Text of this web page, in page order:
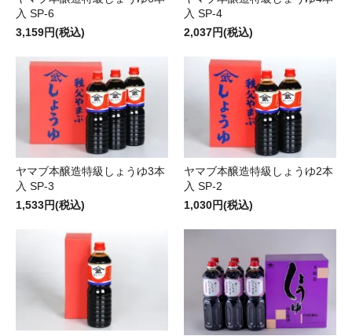
入 SP-6
3,159円(税込)
入 SP-4
2,037円(税込)
ヤマブ本醸造特級しょうゆ3本
入 SP-3
1,533円(税込)
ヤマブ本醸造特級しょうゆ2本
入 SP-2
1,030円(税込)